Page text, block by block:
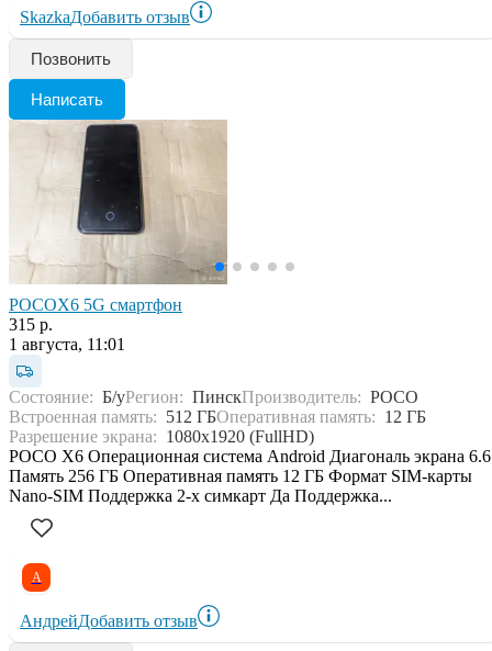
SkazkaДобавить отзыв
Позвонить
Написать
POCOX6 5G смартфон
315 р.
1 августа, 11:01
Состояние: Б/уРегион: ПинскПроизводитель: POCO
Встроенная память: 512 ГБОперативная память: 12 ГБ
Разрешение экрана: 1080x1920 (FullHD)
POCO X6 Операционная система Android Диагональ экрана
Память 256 ГБ Оперативная память 12 ГБ Формат SIM-карты
Nano-SIM Поддержка 2-х симкарт Да Поддержка...
А
АндрейДобавить отзыв